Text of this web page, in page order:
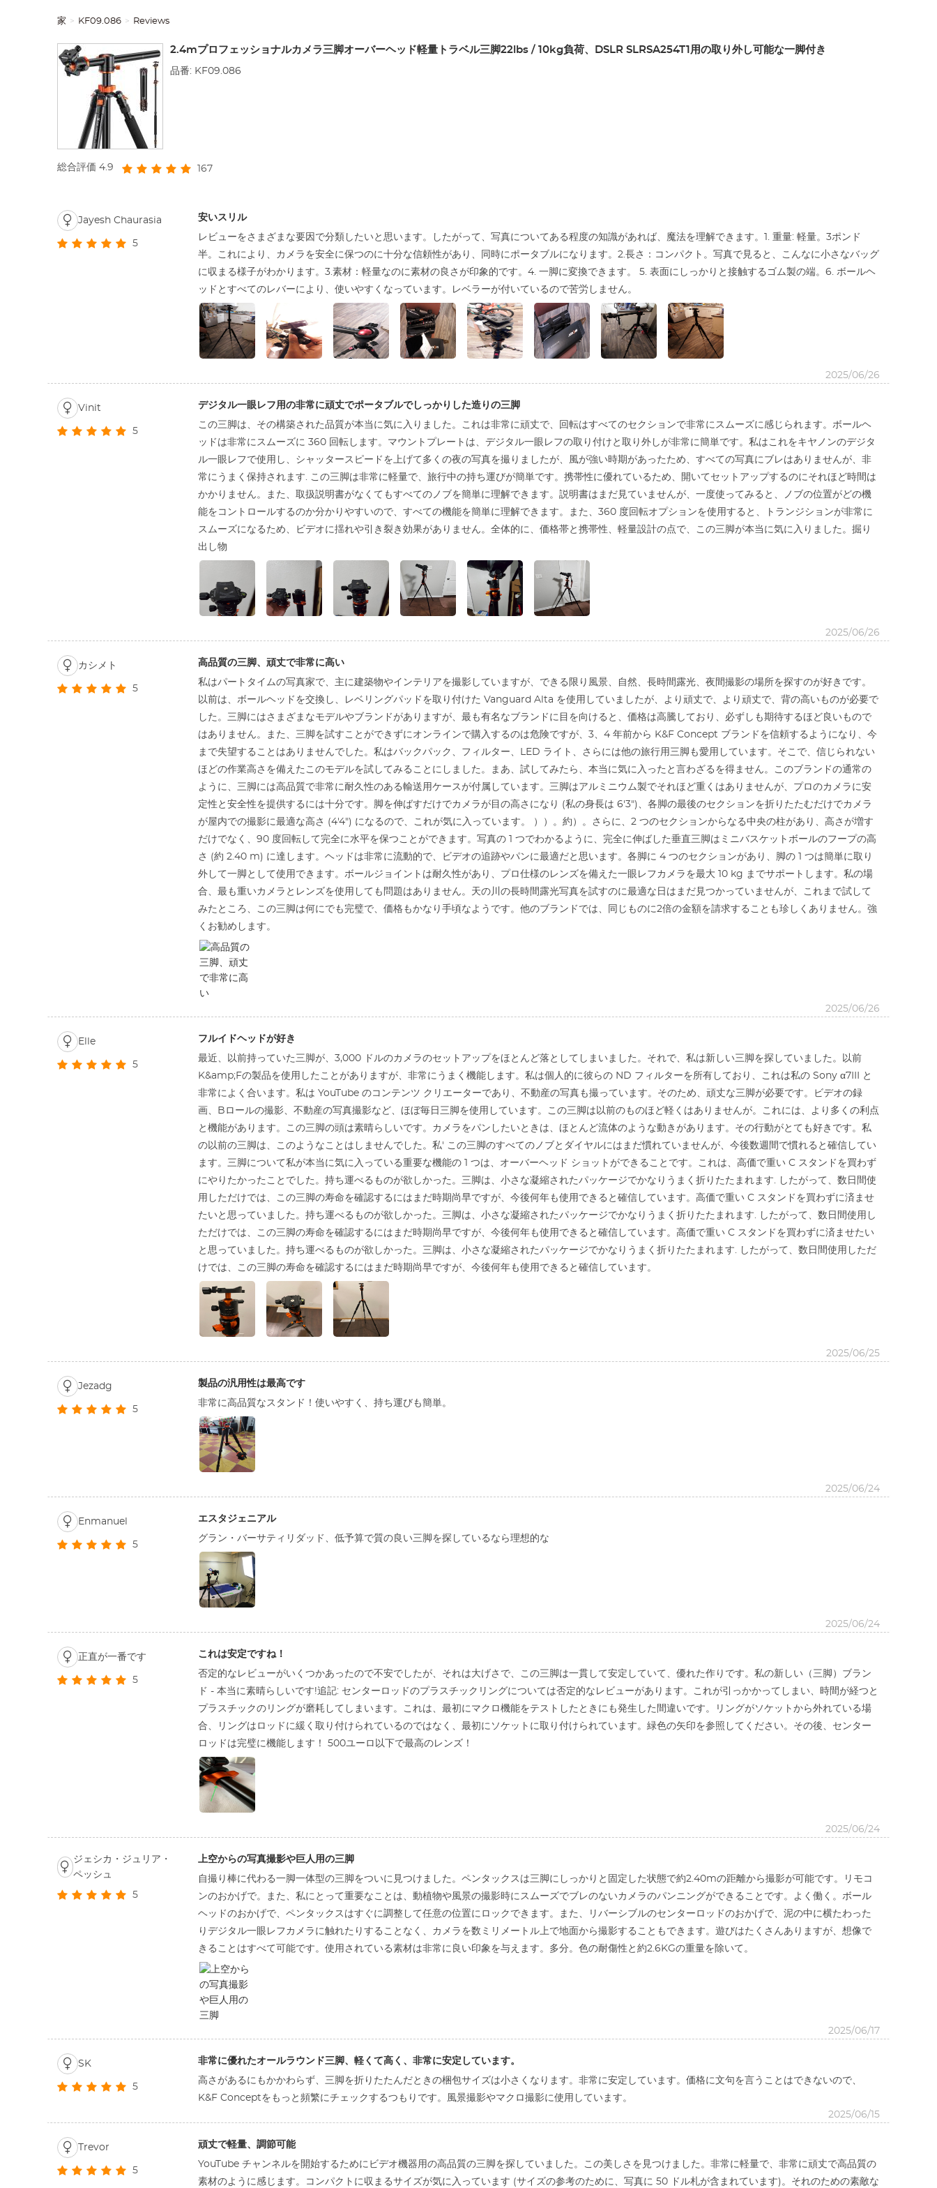
家 KF09.086 Reviews
2.4mプロフェッショナルカメラ三脚オーバーヘッド軽量トラベル三脚22lbs / 10kg負荷、DSLR SLRSA254T1用の取り外し可能な一脚付き
品番: KF09.086
総合評価4.9 167
Jayesh Chaurasia
5
安いスリル
レビューをさまざまな要因で分類したいと思います。したがって、写真についてある程度の知識があれば、魔法を理解できます。1. 重量: 軽量。3ポンド
半。これにより、カメラを安全に保つのに十分な信頼性があり、同時にポータブルになります。2.長さ：コンパクト。写真で見ると、こんなに小さなバッグ
に収まる様子がわかります。3.素材：軽量なのに素材の良さが印象的です。4. 一脚に変換できます。 5. 表面にしっかりと接触するゴム製の端。6. ボールヘ
ッドとすべてのレバーにより、使いやすくなっています。レベラーが付いているので苦労しません。
2025/06/26
Vinit
5
デジタル一眼レフ用の非常に頑丈でポータブルでしっかりした造りの三脚
この三脚は、その構築された品質が本当に気に入りました。これは非常に頑丈で、回転はすべてのセクションで非常にスムーズに感じられます。ボールヘ
ッドは非常にスムーズに 360 回転します。マウントプレートは、デジタル一眼レフの取り付けと取り外しが非常に簡単です。私はこれをキヤノンのデジタ
ル一眼レフで使用し、シャッタースピードを上げて多くの夜の写真を撮りましたが、風が強い時期があったため、すべての写真にブレはありませんが、非
常にうまく保持されます. この三脚は非常に軽量で、旅​​行中の持ち運びが簡単です。携帯性に優れているため、開いてセットアップするのにそれほど時間は
かかりません。また、取扱説明書がなくてもすべてのノブを簡単に理解できます。説明書はまだ見ていませんが、一度使ってみると、ノブの位置がどの機
能をコントロールするのか分かりやすいので、すべての機能を簡単に理解できます。また、360 度回転オプションを使用すると、トランジションが非常に
スムーズになるため、ビデオに揺れや引き裂き効果がありません。全体的に、価格帯と携帯性、軽量設計の点で、この三脚が本当に気に入りました。掘り
出し物
2025/06/26
カシメト
5
高品質の三脚、頑丈で非常に高い
私はパートタイムの写真家で、主に建築物やインテリアを撮影していますが、できる限り風景、自然、長時間露光、夜間撮影の場所を探すのが好きです。
以前は、ボールヘッドを交換し、レベリングパッドを取り付けた Vanguard Alta を使用していましたが、より頑丈で、より頑丈で、背の高いものが必要で
した。三脚にはさまざまなモデルやブランドがありますが、最も有名なブランドに目を向けると、価格は高騰しており、必ずしも期待するほど良いもので
はありません。また、三脚を試すことができずにオンラインで購入するのは危険ですが、3、4 年前から K&F Concept ブランドを信頼するようになり、今
まで失望することはありませんでした。私はバックパック、フィルター、LED ライト、さらには他の旅行用三脚も愛用しています。そこで、信じられない
ほどの作業高さを備えたこのモデルを試してみることにしました。まあ、試してみたら、本当に気に入ったと言わざるを得ません。このブランドの通常の
ように、三脚には高品質で非常に耐久性のある輸送用ケースが付属しています。三脚はアルミニウム製でそれほど重くはありませんが、プロのカメラに安
定性と安全性を提供するには十分です。脚を伸ばすだけでカメラが目の高さになり (私の身長は 6'3")、各脚の最後のセクションを折りたたむだけでカメラ
が屋内での撮影に最適な高さ (4'4") になるので、これが気に入っています。 ））。約）。さらに、2 つのセクションからなる中央の柱があり、高さが増す
だけでなく、90 度回転して完全に水平を保つことができます。写真の 1 つでわかるように、完全に伸ばした垂直三脚はミニバスケットボールのフープの高
さ (約 2.40 m) に達します。ヘッドは非常に流動的で、ビデオの追跡やパンに最適だと思います。各脚に 4 つのセクションがあり、脚の 1 つは簡単に取り
外して一脚として使用できます。ボールジョイントは耐久性があり、プロ仕様のレンズを備えた一眼レフカメラを最大 10 kg までサポートします。私の場
合、最も重いカメラとレンズを使用しても問題はありません。天の川の長時間露光写真を試すのに最適な日はまだ見つかっていませんが、これまで試して
みたところ、この三脚は何にでも完璧で、価格もかなり手頃なようです。他のブランドでは、同じものに2倍の金額を請求することも珍しくありません。強
くお勧めします。
2025/06/26
Elle
5
フルイドヘッドが好き
最近、以前持っていた三脚が、3,000 ドルのカメラのセットアップをほとんど落としてしまいました。それで、私は新しい三脚を探していました。以前
K&amp;Fの製品を使用したことがありますが、非常にうまく機能します。私は個人的に彼らの ND フィルターを所有しており、これは私の Sony α7III と
非常によく合います。私は YouTube のコンテンツ クリエーターであり、不動産の写真も撮っています。そのため、頑丈な三脚が必要です。ビデオの録
画、Bロールの撮影、不動産の写真撮影など、ほぼ毎日三脚を使用しています。この三脚は以前のものほど軽くはありませんが。これには、より多くの利点
と機能があります。この三脚の頭は素晴らしいです。カメラをパンしたいときは、ほとんど流体のような動きがあります。その行動がとても好きです。私
の以前の三脚は、このようなことはしませんでした。私' この三脚のすべてのノブとダイヤルにはまだ慣れていませんが、今後数週間で慣れると確信してい
ます。三脚について私が本当に気に入っている重要な機能の 1 つは、オーバーヘッド ショットができることです。これは、高価で重い C スタンドを買わず
にやりたかったことでした。持ち運べるものが欲しかった。三脚は、小さな凝縮されたパッケージでかなりうまく折りたたまれます. したがって、数日間使
用しただけでは、この三脚の寿命を確認するにはまだ時期尚早ですが、今後何年も使用できると確信しています。高価で重い C スタンドを買わずに済ませ
たいと思っていました。持ち運べるものが欲しかった。三脚は、小さな凝縮されたパッケージでかなりうまく折りたたまれます. したがって、数日間使用し
ただけでは、この三脚の寿命を確認するにはまだ時期尚早ですが、今後何年も使用できると確信しています。高価で重い C スタンドを買わずに済ませたい
と思っていました。持ち運べるものが欲しかった。三脚は、小さな凝縮されたパッケージでかなりうまく折りたたまれます. したがって、数日間使用しただ
けでは、この三脚の寿命を確認するにはまだ時期尚早ですが、今後何年も使用できると確信しています。
2025/06/25
Jezadg
5
製品の汎用性は最高です
非常に高品質なスタンド！使いやすく、持ち運びも簡単。
2025/06/24
Enmanuel
5
エスタジェニアル
グラン・バーサティリダッド、低予算で質の良い三脚を探しているなら理想的な
2025/06/24
正直が一番です
5
これは安定ですね！
否定的なレビューがいくつかあったので不安でしたが、それは大げさで、この三脚は一貫して安定していて、優れた作りです。私の新しい（三脚）ブラン
ド - 本当に素晴らしいです!追記: センターロッドのプラスチックリングについては否定的なレビューがあります。これが引っかかってしまい、時間が経つと
プラスチックのリングが磨耗してしまいます。これは、最初にマクロ機能をテストしたときにも発生した間違いです。リングがソケットから外れている場
合、リングはロッドに緩く取り付けられているのではなく、最初にソケットに取り付けられています。緑色の矢印を参照してください。その後、センター
ロッドは完璧に機能します！ 500ユーロ以下で最高のレンズ！
2025/06/24
ジェシカ・ジュリア・
ペッシュ
5
上空からの写真撮影や巨人用の三脚
自撮り棒に代わる一脚一体型の三脚をついに見つけました。ペンタックスは三脚にしっかりと固定した状態で約2.40mの距離から撮影が可能です。リモコ
ンのおかげで。また、私にとって重要なことは、動植物や風景の撮影時にスムーズでブレのないカメラのパンニングができることです。よく働く。ボール
ヘッドのおかげで、ペンタックスはすぐに調整して任意の位置にロックできます。また、リバーシブルのセンターロッドのおかげで、泥の中に横たわった
りデジタル一眼レフカメラに触れたりすることなく、カメラを数ミリメートル上で地面から撮影することもできます。遊びはたくさんありますが、想像で
きることはすべて可能です。使用されている素材は非常に良い印象を与えます。多分。色の耐傷性と約2.6KGの重量を除いて。
2025/06/17
SK
5
非常に優れたオールラウンド三脚、軽くて高く、非常に安定しています。
高さがあるにもかかわらず、三脚を折りたたんだときの梱包サイズは小さくなります。非常に安定しています。価格に文句を言うことはできないので、
K&F Conceptをもっと頻繁にチェックするつもりです。風景撮影やマクロ撮影に使用しています。
2025/06/15
Trevor
5
頑丈で軽量、調節可能
YouTube チャンネルを開始するためにビデオ機器用の高品質の三脚を探していました。この美しさを見つけました。非常に軽量で、非常に頑丈で高品質の
素材のように感じます。コンパクトに収まるサイズが気に入っています (サイズの参考のために、写真に 50 ドル札が含まれています)。それのための素敵な